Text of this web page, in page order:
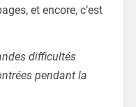
et encore, c’est
difficultés
pendant la